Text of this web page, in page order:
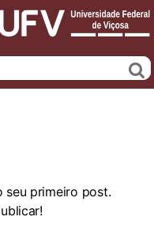
Acesso à informação
Legislação
Canais
seu primeiro post.